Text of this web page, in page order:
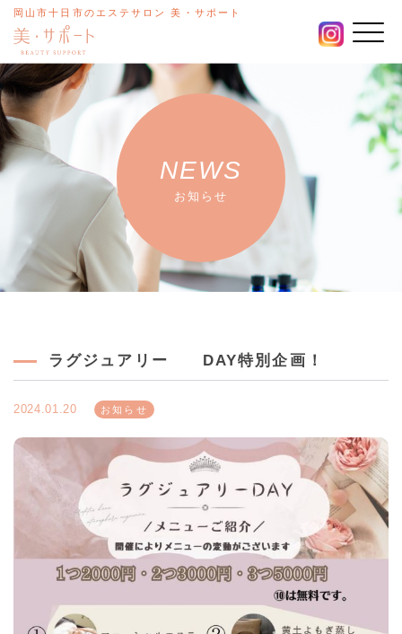
岡山市十日市のエステサロン 美・サポート
NEWS
お知らせ
ラグジュアリー DAY特別企画！
2024.01.20 お知らせ